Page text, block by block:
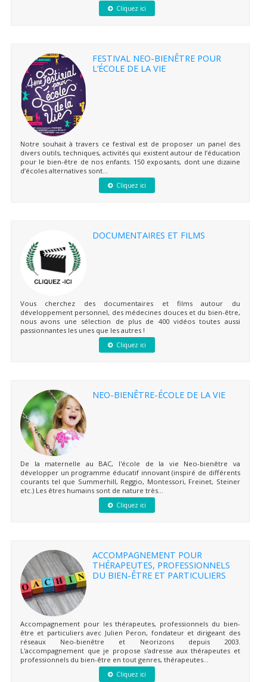
Cliquez ici
FESTIVAL NEO-BIENÊTRE POUR
L’ÉCOLE DE LA VIE
Notre souhait à travers ce festival est de proposer un panel des
divers outils, techniques, activités qui existent autour de l’éducation
pour le bien-être de nos enfants. 150 exposants, dont une dizaine
d’écoles alternatives sont...
Cliquez ici
DOCUMENTAIRES ET FILMS
Vous cherchez des documentaires et films autour du
développement personnel, des médecines douces et du bien-être,
nous avons une sélection de plus de 400 vidéos toutes aussi
passionnantes les unes que les autres !
Cliquez ici
NEO-BIENÊTRE-ÉCOLE DE LA VIE
De la maternelle au BAC, l'école de la vie Neo-bienêtre va
développer un programme éducatif innovant (inspiré de différents
courants tel que Summerhill, Reggio, Montessori, Freinet, Steiner
etc.) Les êtres humains sont de nature très...
Cliquez ici
ACCOMPAGNEMENT POUR
THÉRAPEUTES, PROFESSIONNELS
DU BIEN-ÊTRE ET PARTICULIERS
Accompagnement pour les thérapeutes, professionnels du bien-
être et particuliers avec Julien Peron, fondateur et dirigeant des
réseaux Neo-bienêtre et Neorizons depuis 2003.
L'accompagnement que je propose s'adresse aux thérapeutes et
professionnels du bien-être en tout genres, thérapeutes...
Cliquez ici